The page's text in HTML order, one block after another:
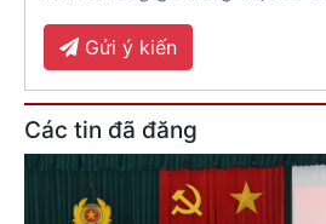
Gửi ý kiến
Các tin đã đăng